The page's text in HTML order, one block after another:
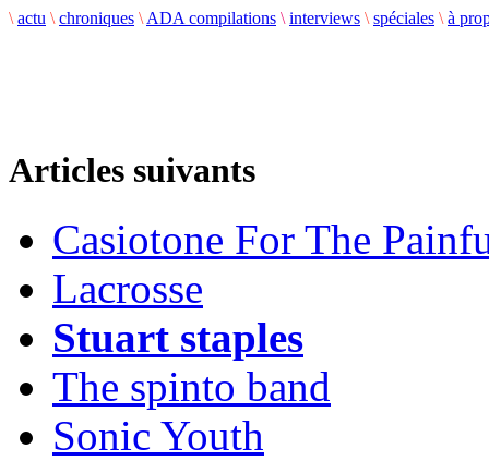
\ actu \ chroniques \ ADA compilations \ interviews \ spéciales \ à
Articles suivants
Casiotone For The
Lacrosse
Stuart staples
The spinto band
Sonic Youth